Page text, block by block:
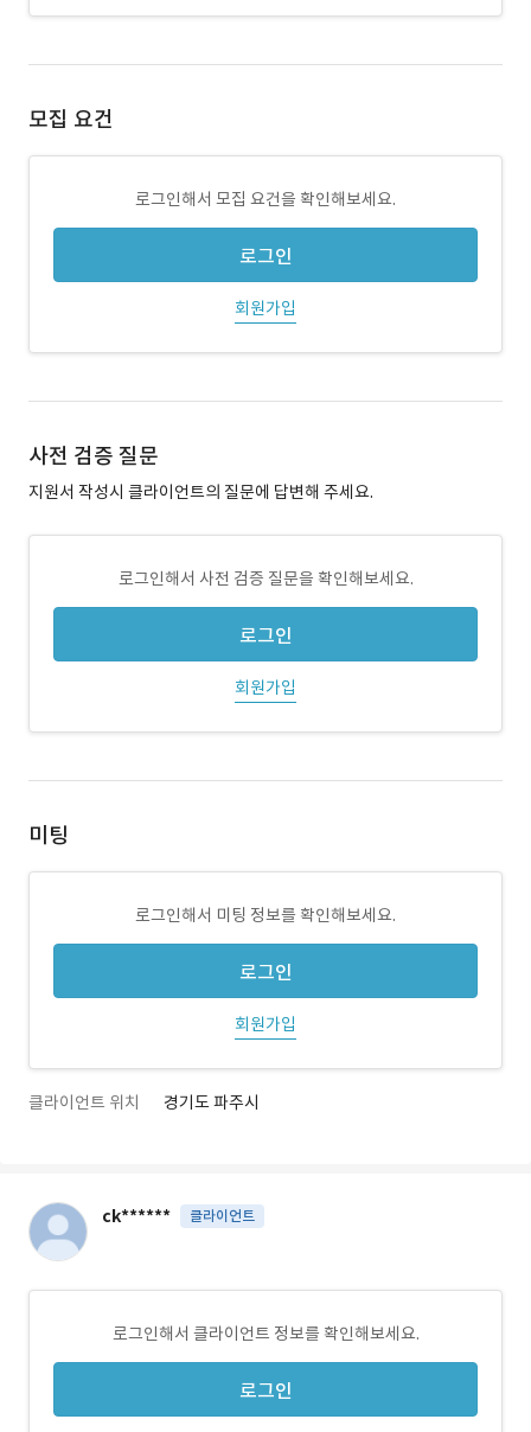
모집 요건
로그인해서 모집 요건을 확인해보세요.
로그인
회원가입
사전 검증 질문
지원서 작성시 클라이언트의 질문에 답변해 주세요.
로그인해서 사전 검증 질문을 확인해보세요.
로그인
회원가입
미팅
로그인해서 미팅 정보를 확인해보세요.
로그인
회원가입
클라이언트 위치 경기도 파주시
ck****** 클라이언트
로그인해서 클라이언트 정보를 확인해보세요.
로그인